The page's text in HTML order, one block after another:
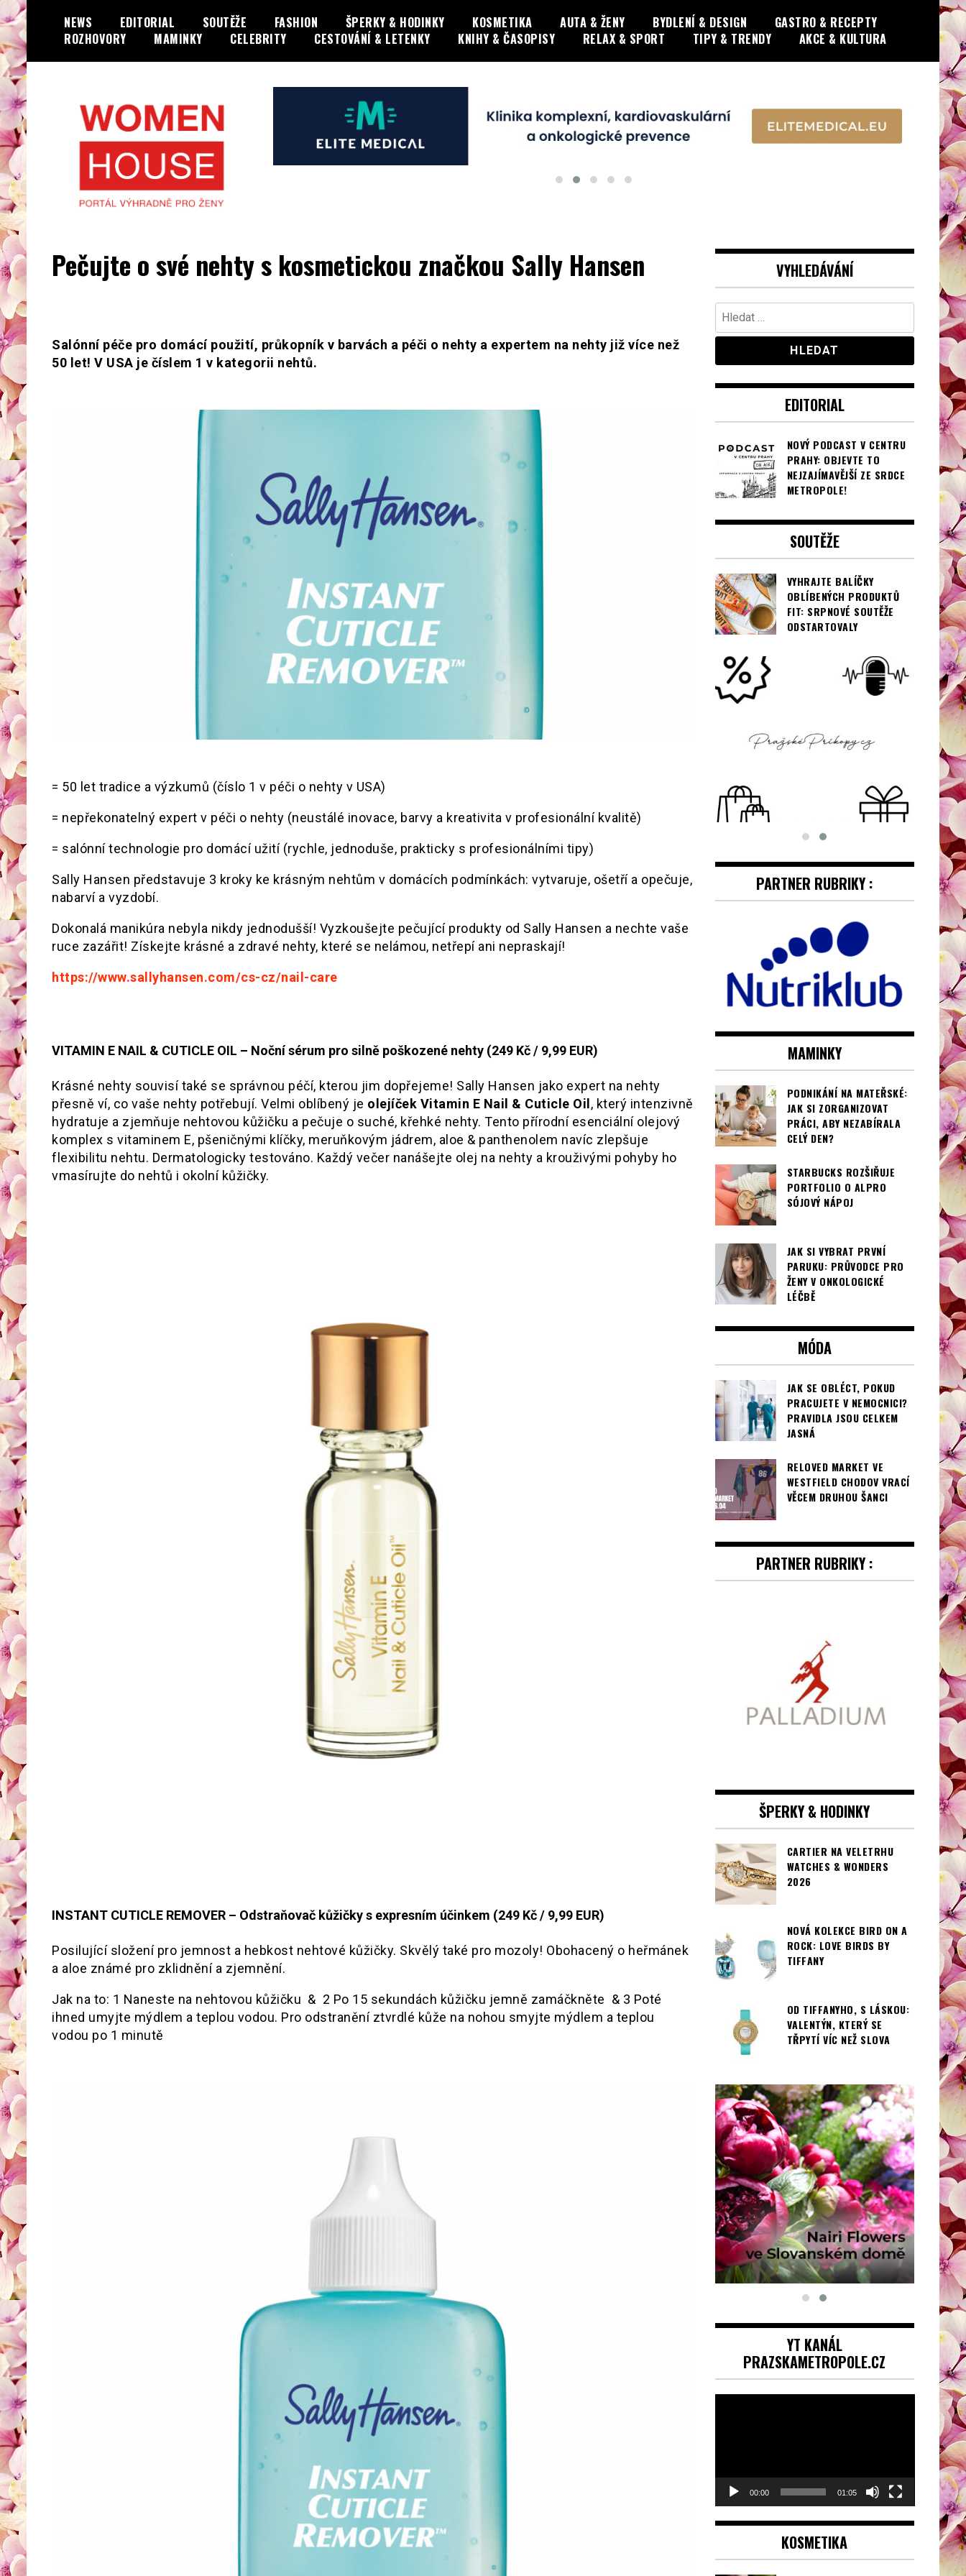
Skip
to
content
NEWS EDITORIAL SOUTĚŽE FASHION ŠPERKY & HODINKY KOSMETIKA AUTA & ŽENY BYDLENÍ & DESIGN
GASTRO & RECEPTY
ROZHOVORY
MAMINKY CELEBRITY CESTOVÁNÍ & LETENKY KNIHY & ČASOPISY RELAX & SPORT TIPY & TRENDY AKCE & KULTURA
WOMENHOUSE.cz
Pečujte o své nehty s kosmetickou značkou Sally Hansen
Salónní péče pro domácí použití, průkopník v barvách a péči o nehty a expertem na nehty již více než
50 let! V USA je číslem 1 v kategorii nehtů.
= 50 let tradice a výzkumů (číslo 1 v péči o nehty v USA)
= nepřekonatelný expert v péči o nehty (neustálé inovace, barvy a kreativita v profesionální kvalitě)
= salónní technologie pro domácí užití (rychle, jednoduše, prakticky s profesionálními tipy)
Sally Hansen představuje 3 kroky ke krásným nehtům v domácích podmínkách: vytvaruje, ošetří a opečuje,
nabarví a vyzdobí.
Dokonalá manikúra nebyla nikdy jednodušší! Vyzkoušejte pečující produkty od Sally Hansen a nechte vaše
ruce zazářit! Získejte krásné a zdravé nehty, které se nelámou, netřepí ani nepraskají!
https://www.sallyhansen.com/cs-cz/nail-care
VITAMIN E NAIL & CUTICLE OIL – Noční sérum pro silně poškozené nehty (249 Kč / 9,99 EUR)
Krásné nehty souvisí také se správnou péčí, kterou jim dopřejeme! Sally Hansen jako expert na nehty
přesně ví, co vaše nehty potřebují. Velmi oblíbený je olejíček Vitamin E Nail & Cuticle Oil , který intenzivně
hydratuje a zjemňuje nehtovou kůžičku a pečuje o suché, křehké nehty. Tento přírodní esenciální olejový
komplex s vitaminem E, pšeničnými klíčky, meruňkovým jádrem, aloe & panthenolem navíc zlepšuje
flexibilitu nehtu. Dermatologicky testováno. Každý večer nanášejte olej na nehty a krouživými pohyby ho
vmasírujte do nehtů i okolní kůžičky.
INSTANT CUTICLE REMOVER – Odstraňovač kůžičky s expresním účinkem (249 Kč / 9,99 EUR)
Posilující složení pro jemnost a hebkost nehtové kůžičky. Skvělý také pro mozoly! Obohacený o heřmánek
a aloe známé pro zklidnění a zjemnění.
Jak na to: 1 Naneste na nehtovou kůžičku & 2 Po 15 sekundách kůžičku jemně zamáčkněte & 3 Poté
ihned umyjte mýdlem a teplou vodou. Pro odstranění ztvrdlé kůže na nohou smyjte mýdlem a teplou
vodou po 1 minutě
VYHLEDÁVÁNÍ
Vyhledávání
EDITORIAL
NOVÝ PODCAST V CENTRU
PRAHY: OBJEVTE TO
NEJZAJÍMAVĚJŠÍ ZE SRDCE
METROPOLE!
SOUTĚŽE
VYHRAJTE BALÍČKY
OBLÍBENÝCH PRODUKTŮ
FIT: SRPNOVÉ SOUTĚŽE
ODSTARTOVALY
PARTNER RUBRIKY :
MAMINKY
PODNIKÁNÍ NA MATEŘSKÉ:
JAK SI ZORGANIZOVAT
PRÁCI, ABY NEZABÍRALA
CELÝ DEN?
STARBUCKS ROZŠIŘUJE
PORTFOLIO O ALPRO
SÓJOVÝ NÁPOJ
JAK SI VYBRAT PRVNÍ
PARUKU: PRŮVODCE PRO
ŽENY V ONKOLOGICKÉ
LÉČBĚ
MÓDA
JAK SE OBLÉCT, POKUD
PRACUJETE V NEMOCNICI?
PRAVIDLA JSOU CELKEM
JASNÁ
RELOVED MARKET VE
WESTFIELD CHODOV VRACÍ
VĚCEM DRUHOU ŠANCI
PARTNER RUBRIKY :
ŠPERKY & HODINKY
CARTIER NA VELETRHU
WATCHES & WONDERS
2026
NOVÁ KOLEKCE BIRD ON A
ROCK: LOVE BIRDS BY
TIFFANY
OD TIFFANYHO, S LÁSKOU:
VALENTÝN, KTERÝ SE
TŘPYTÍ VÍC NEŽ SLOVA
YT KANÁL
PRAZSKAMETROPOLE.CZ
00:00 01:05
KOSMETIKA